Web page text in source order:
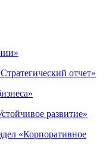
отчет»
развитие»
«Корпоративное